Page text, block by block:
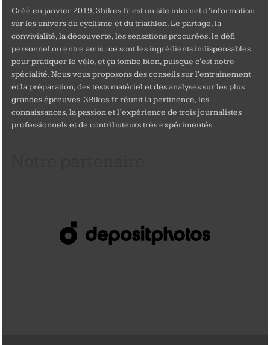
Créé en janvier 2019, 3bikes.fr est un site internet d’information
sur les univers du cyclisme et du triathlon. Le partage, la
convivialité, la découverte, les sensations procurées, le défi
personnel ou entre amis : ce sont les ingrédients indispensables
pour pratiquer le vélo, et ça tombe bien, puisque c'est notre
spécialité. Nous vous proposons des conseils sur l'entrainement
et la préparation, des tests matériel et des analyses sur les plus
grandes épreuves. 3Bikes.fr réunit la pertinence, les
connaissances, la passion et l’expérience de trois journalistes
professionnels et de contributeurs très expérimentés.